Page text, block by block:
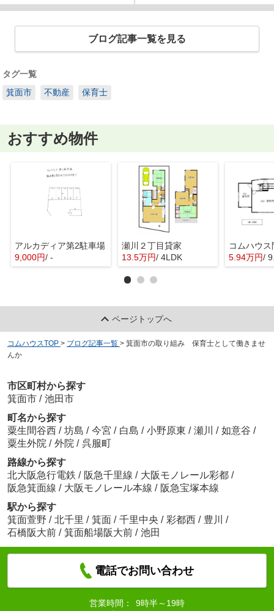
ブログ記事一覧を見る
タグ一覧
箕面市
不動産 保育士
おすすめ物件
アルカディア第2駐車場
9,000円/ -
瀬川２丁目貸家
13.5万円/ 4LDK 5.94万円/
ページトップへ
コムハウスTOP > ブログ記事一覧 > 箕面市の取り組み 保育士として働きませ
んか
市区町村から探す
箕面市 / 池田市
町名から探す
粟生間谷西 / 坊島 / 今宮 / 白島 / 小野原東 / 瀬川 / 如意谷 /
粟生外院 / 外院 / 呉服町
路線から探す
北大阪急行電鉄 / 阪急千里線 / 大阪モノレール彩都 /
阪急箕面線 / 大阪モノレール本線 / 阪急宝塚本線
駅から探す
箕面萱野 / 北千里 / 箕面 / 千里中央 / 彩都西 / 豊川
/
石橋阪大前 / 箕面船場阪大前 / 池田
電話でお問い合わせ
営業時間：
9時半～19時